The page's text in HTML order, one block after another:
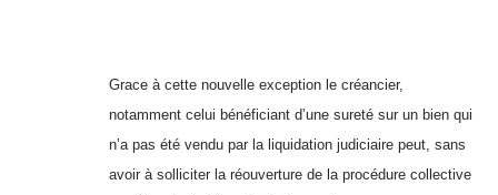
Grace à cette nouvelle exception le créancier,
notamment celui bénéficiant d’une sureté sur un bien qui
n’a pas été vendu par la liquidation judiciaire peut, sans
avoir à solliciter la réouverture de la procédure collective